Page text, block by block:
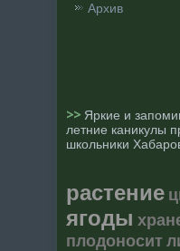
Архив
>> Яркие и
летние каникулы
школьники
растение
ягоды
плодоносит